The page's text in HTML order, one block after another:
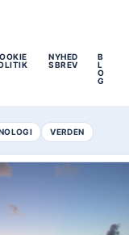
NYHED
SBREV
B
L
O
G
VERDEN